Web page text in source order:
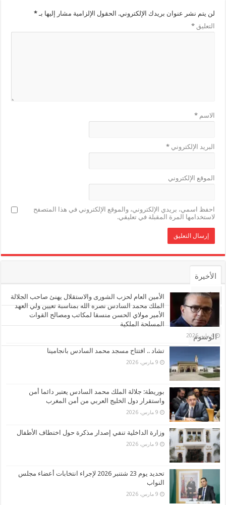
لن يتم نشر عنوان بريدك الإلكتروني. الحقول الإلزامية مشار إليها بـ*
التعليق*
الاسم*
البريد الإلكتروني*
الموقع الإلكتروني
احفظ اسمي، بريدي الإلكتروني، والموقع الإلكتروني في هذا المتصفح
لاستخدامها المرة المقبلة في تعليقي.
الأخيرة
الأشهر
تعليقات
الوسوم
الأمين العام لحزب الشورى والاستقلال يهنئ صاحب الجلالة
الملك محمد السادس نصره الله بمناسبة تعيين ولي العهد
الأمير مولاي الحسن منسقا لمكاتب ومصالح القوات
المسلحة الملكية
4 مايو، 2026
تشاد .. افتتاح مسجد محمد السادس بانجامينا
9 مارس، 2026
بوريطة: جلالة الملك محمد السادس يعتبر دائما أمن
واستقرار دول الخليج العربي من أمن المغرب
9 مارس، 2026
وزارة الداخلية تنفي إصدار مذكرة حول اختطاف الأطفال
9 مارس، 2026
تحديد يوم 23 شتنبر 2026 لإجراء انتخابات أعضاء مجلس
النواب
9 مارس، 2026